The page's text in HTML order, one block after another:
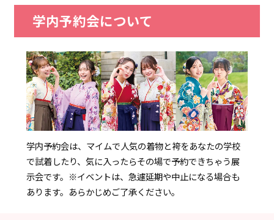
学内予約会について
学内予約会は、マイムで人気の着物と袴をあなたの学校
で試着したり、気に入ったらその場で予約できちゃう展
示会です。 ※イベントは、急遽延期や中止になる場合も
あります。あらかじめご了承ください。